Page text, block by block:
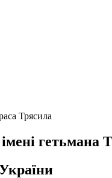
гетьмана